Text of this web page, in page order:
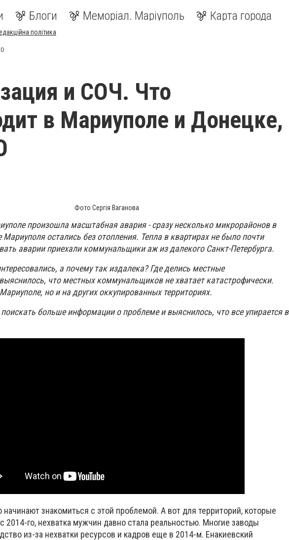
Блоги Меморіал. Маріуполь Карта города
політика
и СОЧ. Что
в Мариуполе и Донецке,
Фото Сергія Ваганова
произошла масштабная авария - сразу несколько микрорайонов в
остались без отопления. Тепла в квартирах не было почти
аварии приехали коммунальщики аж из далекого Санкт-Петербурга.
а почему так издалека? Где делись местные
что местных коммунальщиков не хватает катастрофически.
но и на других оккупированных территориях.
больше информации о проблеме и выяснилось, что все упирается в
знакомиться с этой проблемой. А вот для территорий, которые
2014-го, нехватка мужчин давно стала реальностью. Многие заводы
из-за нехватки ресурсов и кадров еще в 2014-м. Енакиевский